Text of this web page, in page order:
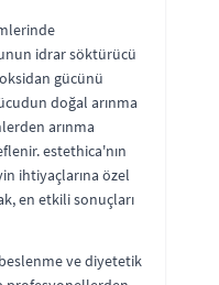
idrar söktürücü
gücünü
doğal arınma
arınma
estethica'nın
ihtiyaçlarına özel
en etkili sonuçları
ve diyetetik